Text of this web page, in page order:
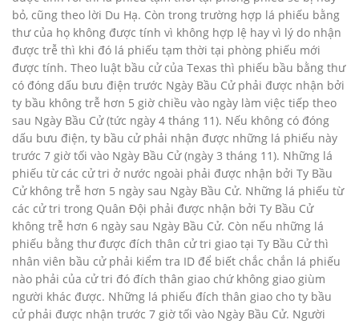
bỏ, cũng theo lời Du Hạ. Còn trong trường hợp lá phiếu bằng
thư của họ không được tính vì không hợp lệ hay vì lý do nhận
được trễ thì khi đó lá phiếu tạm thời tại phòng phiếu mới
được tính. Theo luật bầu cử của Texas thì phiếu bầu bằng thư
có đóng dấu bưu điện trước Ngày Bầu Cử phải được nhận bởi
ty bầu không trễ hơn 5 giờ chiều vào ngày làm việc tiếp theo
sau Ngày Bầu Cử (tức ngày 4 tháng 11). Nếu không có đóng
dấu bưu điện, ty bầu cử phải nhận được những lá phiếu này
trước 7 giờ tối vào Ngày Bầu Cử (ngày 3 tháng 11). Những lá
phiếu từ các cử tri ở nước ngoài phải được nhận bởi Ty Bầu
Cử không trễ hơn 5 ngày sau Ngày Bầu Cử. Những lá phiếu từ
các cử tri trong Quân Đội phải được nhận bởi Ty Bầu Cử
không trễ hơn 6 ngày sau Ngày Bầu Cử. Còn nếu những lá
phiếu bằng thư được đích thân cử tri giao tại Ty Bầu Cử thì
nhân viên bầu cử phải kiểm tra ID để biết chắc chắn lá phiếu
nào phải của cử tri đó đích thân giao chứ không giao giùm
người khác được. Những lá phiếu đích thân giao cho ty bầu
cử phải được nhận trước 7 giờ tối vào Ngày Bầu Cử. Người